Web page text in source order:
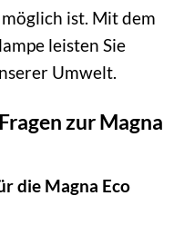
ist. Mit dem
leisten Sie
Umwelt.
zur Magna
die Magna Eco